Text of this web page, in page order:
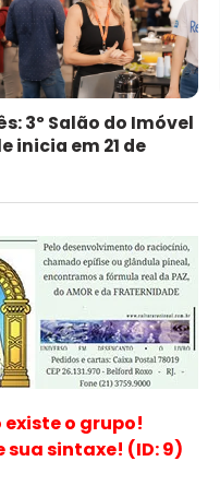
3º Salão do Imóvel
inicia em 21 de
existe o grupo!
sua sintaxe! (ID: 9)